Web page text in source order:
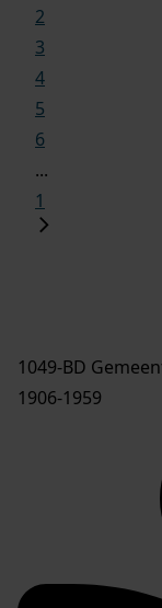
2
3
4
5
6
...
1
1049-BD
1906-1959